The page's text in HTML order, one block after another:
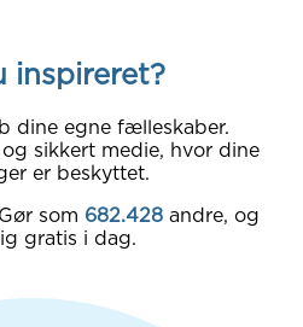
inspireret?
dine egne fælleskaber.
sikkert medie, hvor dine
er beskyttet.
som 682.428 andre, og
gratis i dag.